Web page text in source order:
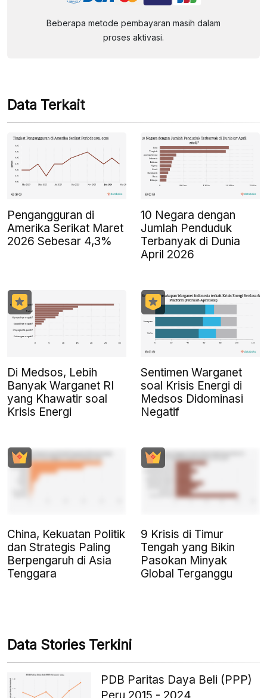
Beberapa metode pembayaran masih dalam
proses aktivasi.
Data Terkait
Pengangguran di
Amerika Serikat Maret
2026 Sebesar 4,3%
10 Negara dengan
Jumlah Penduduk
Terbanyak di Dunia
April 2026
Di Medsos, Lebih
Banyak Warganet RI
yang Khawatir soal
Krisis Energi
Sentimen Warganet
soal Krisis Energi di
Medsos Didominasi
Negatif
China, Kekuatan Politik
dan Strategis Paling
Berpengaruh di Asia
Tenggara
9 Krisis di Timur
Tengah yang Bikin
Pasokan Minyak
Global Terganggu
Data Stories Terkini
PDB Paritas Daya Beli (PPP)
Peru 2015 - 2024